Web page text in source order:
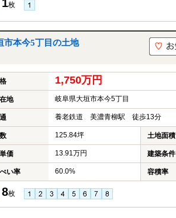
1枚
本今5丁目の土地
1,750万円
地 岐阜県大垣市本今5丁目
養老鉄道 美濃青柳駅 徒歩13分
125.84坪 土地面積
価 13.91万円 建築条件
い率 60.0% 容積率
8枚